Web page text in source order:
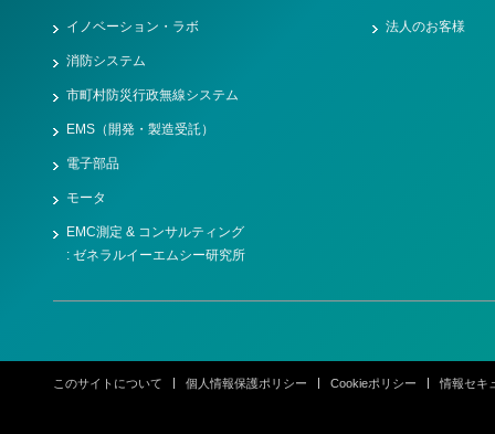
イノベーション・ラボ
消防システム
市町村防災行政無線システム
EMS（開発・製造受託）
電子部品
モータ
EMC測定 & コンサルティング
: ゼネラルイーエムシー研究所
法人のお客様
このサイトについて 個人情報保護ポリシー Cookieポリシー 情報セキ